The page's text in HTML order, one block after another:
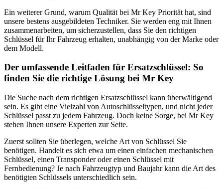
Ein weiterer Grund, warum Qualität bei Mr Key Priorität hat, sind
unsere bestens ausgebildeten Techniker. Sie werden eng mit Ihnen
zusammenarbeiten, um sicherzustellen, dass Sie den richtigen
Schlüssel für Ihr Fahrzeug erhalten, unabhängig von der Marke oder
dem Modell.
Der umfassende Leitfaden für Ersatzschlüssel: So
finden Sie die richtige Lösung bei Mr Key
Die Suche nach dem richtigen Ersatzschlüssel kann überwältigend
sein. Es gibt eine Vielzahl von Autoschlüsseltypen, und nicht jeder
Schlüssel passt zu jedem Fahrzeug. Doch keine Sorge, bei Mr Key
stehen Ihnen unsere Experten zur Seite.
Zuerst sollten Sie überlegen, welche Art von Schlüssel Sie
benötigen. Handelt es sich etwa um einen einfachen mechanischen
Schlüssel, einen Transponder oder einen Schlüssel mit
Fernbedienung? Je nach Fahrzeugtyp und Baujahr kann die Art des
benötigten Schlüssels unterschiedlich sein.